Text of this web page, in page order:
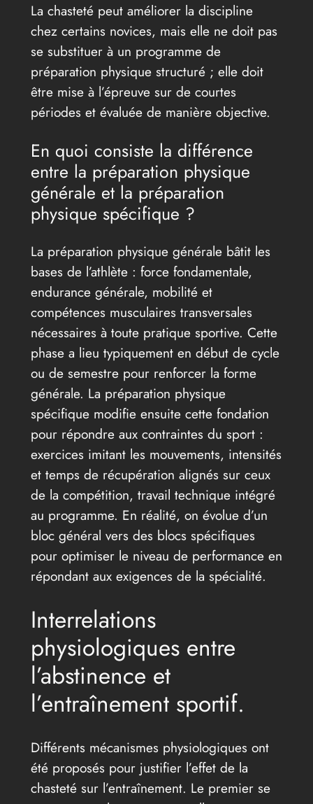
La chasteté peut améliorer la discipline
chez certains novices, mais elle ne doit pas
se substituer à un programme de
préparation physique structuré ; elle doit
être mise à l’épreuve sur de courtes
périodes et évaluée de manière objective.
En quoi consiste la différence
entre la préparation physique
générale et la préparation
physique spécifique ?
La préparation physique générale bâtit les
bases de l’athlète : force fondamentale,
endurance générale, mobilité et
compétences musculaires transversales
nécessaires à toute pratique sportive. Cette
phase a lieu typiquement en début de cycle
ou de semestre pour renforcer la forme
générale. La préparation physique
spécifique modifie ensuite cette fondation
pour répondre aux contraintes du sport :
exercices imitant les mouvements, intensités
et temps de récupération alignés sur ceux
de la compétition, travail technique intégré
au programme. En réalité, on évolue d’un
bloc général vers des blocs spécifiques
pour optimiser le niveau de performance en
répondant aux exigences de la spécialité.
Interrelations
physiologiques entre
l’abstinence et
l’entraînement sportif.
Différents mécanismes physiologiques ont
été proposés pour justifier l’effet de la
chasteté sur l’entraînement. Le premier se